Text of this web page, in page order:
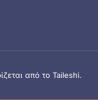
από το Taileshi.